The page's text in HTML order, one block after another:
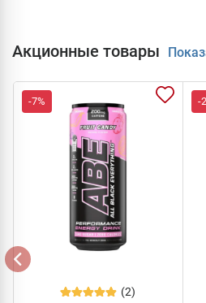
Акционные товары
-7%
(2)
-